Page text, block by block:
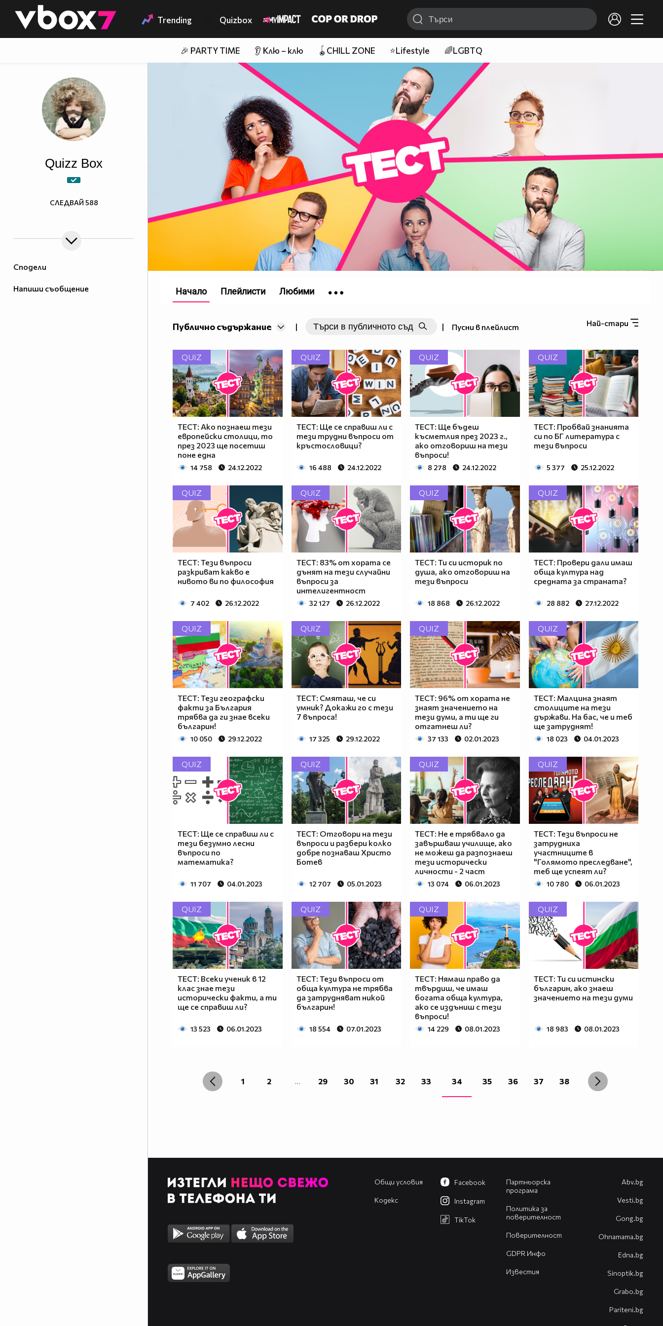
👾 Trending Quizbox
🎉 PARTY TIME 👂 Клю – клю 🪀CHILL ZONE ⭐Lifestyle 🌈LGBTQ
Сподели
Напиши съобщение
Quizz Box
СЛЕДВАЙ 588
Най-стари
Публично съдържание | | Пусни в плейлист
QUIZ
ТЕСТ: Ако познаеш тези
европейски столици, то
през 2023 ще посетиш
поне една
14 758 24.12.2022
QUIZ
ТЕСТ: Ще се справиш ли с
тези трудни въпроси от
кръстословици?
16 488 24.12.2022
QUIZ
ТЕСТ: Ще бъдеш
късметлия през 2023 г.,
ако отговориш на тези
въпроси!
8 278 24.12.2022
QUIZ
ТЕСТ: Пробвай знанията
си по БГ литература с
тези въпроси
5 377 25.12.2022
QUIZ
ТЕСТ: Тези въпроси
разкриват какво е
нивото ви по философия
7 402 26.12.2022
QUIZ
ТЕСТ: 83% от хората се
дънят на тези случайни
въпроси за
интелигентност
32 127 26.12.2022
QUIZ
ТЕСТ: Ти си историк по
душа, ако отговориш на
тези въпроси
18 868 26.12.2022
QUIZ
ТЕСТ: Провери дали имаш
обща култура над
средната за страната?
28 882 27.12.2022
QUIZ
ТЕСТ: Тези географски
факти за България
трябва да ги знае всеки
българин!
10 050 29.12.2022
QUIZ
ТЕСТ: Смяташ, че си
умник? Докажи го с тези
7 въпроса!
17 325 29.12.2022
QUIZ
ТЕСТ: 96% от хората не
знаят значението на
тези думи, а ти ще ги
отгатнеш ли?
37 133 02.01.2023
QUIZ
ТЕСТ: Малцина знаят
столиците на тези
държави. На бас, че и теб
ще затруднят!
18 023 04.01.2023
QUIZ
ТЕСТ: Ще се справиш ли с
тези безумно лесни
въпроси по
математика?
11 707 04.01.2023
QUIZ
ТЕСТ: Отговори на тези
въпроси и разбери колко
добре познаваш Христо
Ботев
12 707 05.01.2023
QUIZ
ТЕСТ: Не е трябвало да
завършваш училище, ако
не можеш да разпознаеш
тези исторически
личности - 2 част
13 074 06.01.2023
QUIZ
ТЕСТ: Тези въпроси не
затрудниха
участниците в
"Голямото преследване",
теб ще успеят ли?
10 780 06.01.2023
QUIZ
ТЕСТ: Всеки ученик в 12
клас знае тези
исторически факти, а ти
ще се справиш ли?
13 523 06.01.2023
QUIZ
ТЕСТ: Тези въпроси от
обща култура не трябва
да затрудняват никой
българин!
18 554 07.01.2023
QUIZ
ТЕСТ: Нямаш право да
твърдиш, че имаш
богата обща култура,
ако се издъниш с тези
въпроси!
14 229 08.01.2023
QUIZ
ТЕСТ: Ти си истински
българин, ако знаеш
значението на тези думи
18 983 08.01.2023
1 2 ... 29 30 31 32 33 34 35 36 37 38
Начало Плейлисти Любими
Общи условия
Кодекс
Партньорска
програма
Политика за
поверителност
Поверителност
GDPR Инфо
Известия
Facebook
Instagram
TikTok
Abv.bg
Vesti.bg
Gong.bg
Оhnamama.bg
Edna.bg
Sinoptik.bg
Grabo.bg
Pariteni.bg